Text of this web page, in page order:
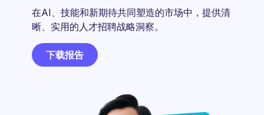
在AI、技能和新期待共同塑造的市场中，提供清
晰、实用的人才招聘战略洞察。
下载报告